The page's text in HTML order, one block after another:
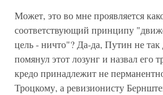
Может, это во мне проявляется
соответствующий принципу
цель - ничто"? Да-да, Путин не так
помянул этот лозунг и назвал его
кредо принадлежит не
Троцкому, а ревизионисту